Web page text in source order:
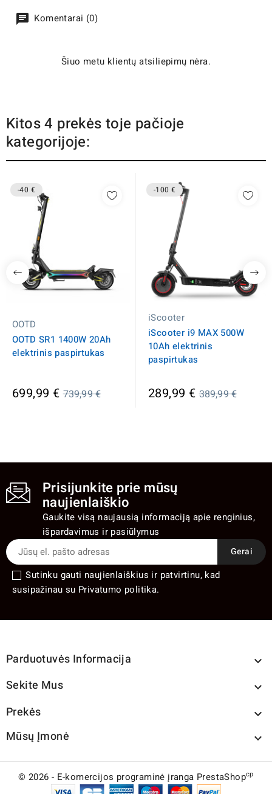
Komentarai (0)
Šiuo metu klientų atsiliepimų nėra.
Kitos 4 prekės toje pačioje
kategorijoje:
-40 €
OOTD
OOTD SR1 1400W 20Ah
elektrinis paspirtukas
699,99 €Įprasta
739,99 €
-100 €
iScooter
iScooter i9 MAX 500W
10Ah elektrinis
paspirtukas
289,99 €Įprasta
389,99 €
Prisijunkite prie mūsų
naujienlaiškio
Gaukite visą naujausią informaciją apie renginius,
išpardavimus ir pasiūlymus
Sutinku gauti naujienlaiškius ir patvirtinu, kad
susipažinau su Privatumo politika.
Parduotuvės Informacija 
Sekite Mus 
Prekės 
Mūsų Įmonė 
© 2026 - E-komercijos programinė įranga PrestaShopcp